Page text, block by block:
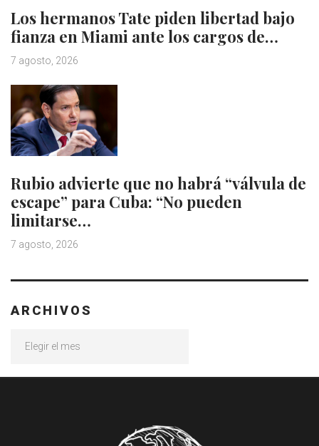
Los hermanos Tate piden libertad bajo
fianza en Miami ante los cargos de…
7 agosto, 2026
Rubio advierte que no habrá “válvula de
escape” para Cuba: “No pueden
limitarse…
7 agosto, 2026
ARCHIVOS